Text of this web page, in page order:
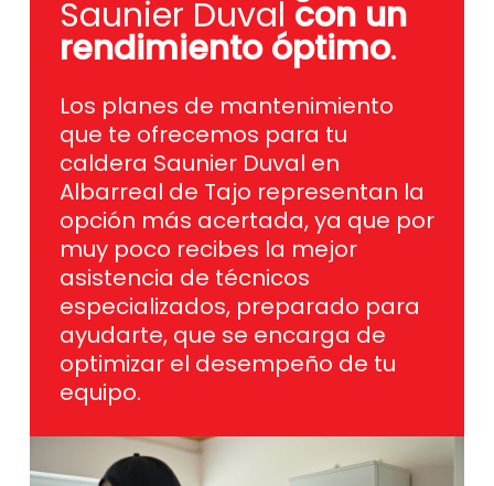
Saunier Duval con un
rendimiento óptimo.
Los planes de mantenimiento
que te ofrecemos para tu
caldera Saunier Duval en
Albarreal de Tajo representan la
opción más acertada, ya que por
muy poco recibes la mejor
asistencia de técnicos
especializados, preparado para
ayudarte, que se encarga de
optimizar el desempeño de tu
equipo.